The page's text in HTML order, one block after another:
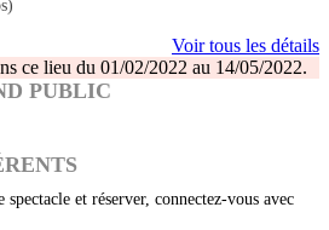
Voir tous les détails
ce lieu du 01/02/2022 au 14/05/2022.
PUBLIC
et réserver, connectez-vous avec